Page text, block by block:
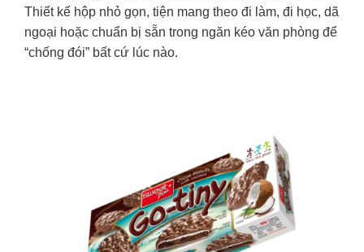
Thiết kế hộp nhỏ gọn, tiện mang theo đi làm, đi học, dã
ngoại hoặc chuẩn bị sẵn trong ngăn kéo văn phòng để
“chống đói” bất cứ lúc nào.